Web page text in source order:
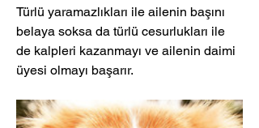
Türlü yaramazlıkları ile ailenin başını
belaya soksa da türlü cesurlukları ile
de kalpleri kazanmayı ve ailenin daimi
üyesi olmayı başarır.